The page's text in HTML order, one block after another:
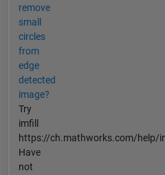
remove
small
circles
from
edge
detected
image?
Try
imfill
https://ch.mathworks.com/help/
Have
not